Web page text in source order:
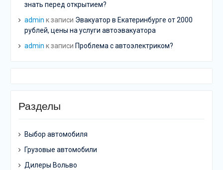
знать перед открытием?
admin к записи Эвакуатор в Екатеринбурге от 2000
рублей, цены на услуги автоэвакуатора
admin к записи Проблема с автоэлектриком?
Разделы
Выбор автомобиля
Грузовые автомобили
Дилеры Вольво